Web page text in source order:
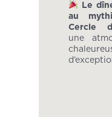
Le
au
Cercle
une